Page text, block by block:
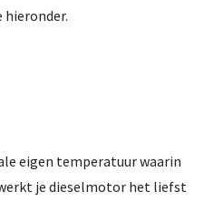
hieronder.
eigen temperatuur waarin
je dieselmotor het liefst